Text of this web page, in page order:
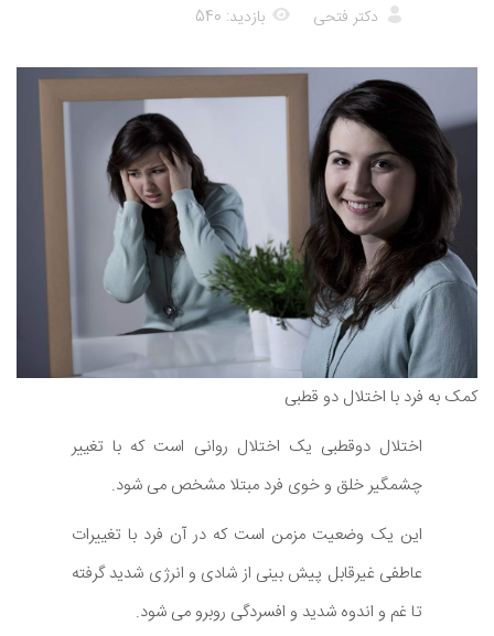
دکتر فتحی بازدید: 540
کمک به فرد با اختلال دو قطبی
اختلال دوقطبی یک اختلال روانی است که با تغییر
چشمگیر خلق و خوی فرد مبتلا مشخص می شود.
این یک وضعیت مزمن است که در آن فرد با تغییرات
عاطفی غیرقابل پیش بینی از شادی و انرژی شدید گرفته
تا غم و اندوه شدید و افسردگی روبرو می شود.